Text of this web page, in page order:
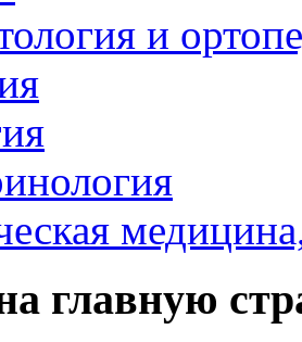
и
главную